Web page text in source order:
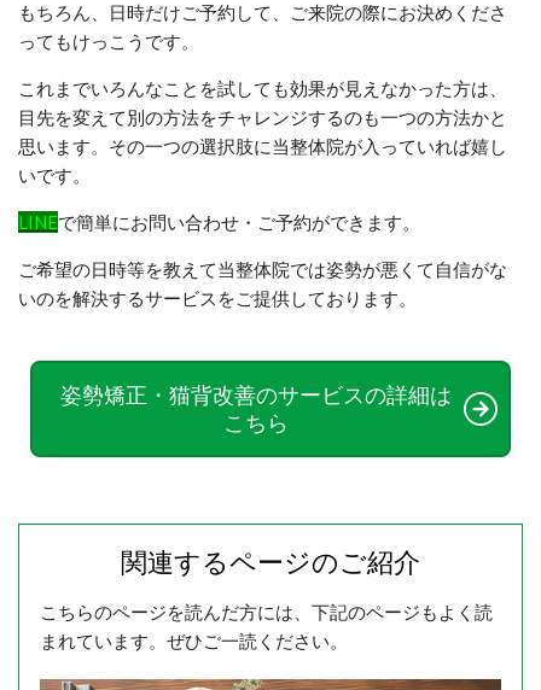
もちろん、日時だけご予約して、ご来院の際にお決めくださ
ってもけっこうです。
これまでいろんなことを試しても効果が見えなかった方は、
目先を変えて別の方法をチャレンジするのも一つの方法かと
思います。その一つの選択肢に当整体院が入っていれば嬉し
いです。
LINEで簡単にお問い合わせ・ご予約ができます。
ご希望の日時等を教えて当整体院では姿勢が悪くて自信がな
いのを解決するサービスをご提供しております。
姿勢矯正・猫背改善のサービスの詳細は
こちら
関連するページのご紹介
こちらのページを読んだ方には、下記のページもよく読
まれています。ぜひご一読ください。